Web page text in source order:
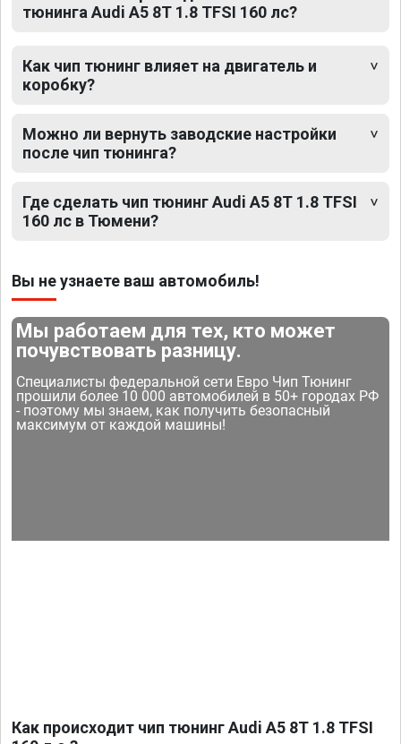
тюнинга Audi A5 8T 1.8 TFSI 160 лс?
Как чип тюнинг влияет на двигатель и
коробку?
Можно ли вернуть заводские настройки
после чип тюнинга?
Где сделать чип тюнинг Audi A5 8T 1.8 TFSI
160 лс в Тюмени?
Вы не узнаете ваш автомобиль!
Мы работаем для тех, кто может
почувствовать разницу.
Специалисты федеральной сети Евро Чип Тюнинг
прошили более 10 000 автомобилей в 50+ городах РФ
- поэтому мы знаем, как получить безопасный
максимум от каждой машины!
Как происходит чип тюнинг Audi A5 8T 1.8 TFSI